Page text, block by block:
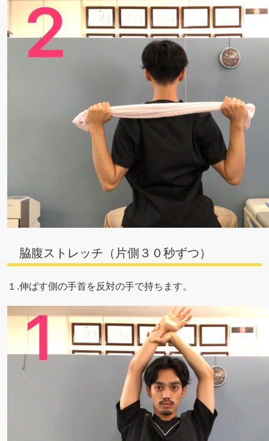
脇腹ストレッチ（片側３０秒ずつ）
１.伸ばす側の手首を反対の手で持ちます。